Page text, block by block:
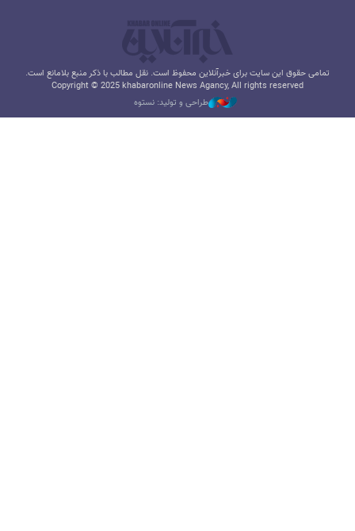
تمامی حقوق این سایت برای خبرآنلاین محفوظ است. نقل مطالب با ذکر منبع بلامانع است.
Copyright © 2025 khabaronline News Agancy, All rights reserved
طراحی و تولید: نستوه